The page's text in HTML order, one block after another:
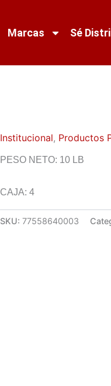
Marcas Sé
Institucional, Productos
PESO NETO: 10 LB
CAJA: 4
SKU: 77558640003